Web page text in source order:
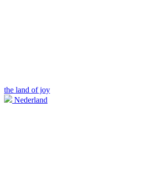
the land of joy
Nederland